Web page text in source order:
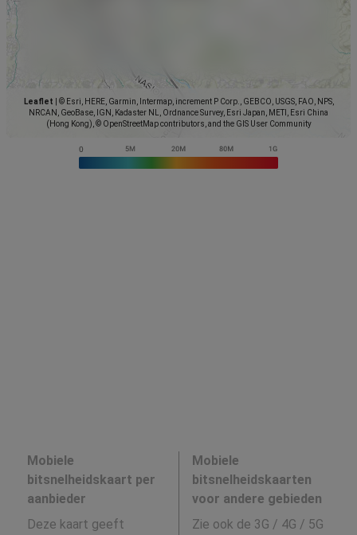
Leaflet
© Esri, HERE, Garmin, Intermap, increment P Corp., GEBCO, USGS, FAO, NPS,
NRCAN, GeoBase, IGN, Kadaster NL, Ordnance Survey, Esri Japan, METI, Esri China
(Hong Kong), © OpenStreetMap contributors, and the GIS User Community
Mobiele
bitsnelheidskaart per
aanbieder
Deze kaart geeft
Mobiele
bitsnelheidskaarten
voor andere gebieden
Zie ook de 3G / 4G / 5G